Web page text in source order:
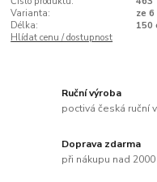
Varianta:
ze
Délka:
150
Hlídat cenu / dostupnost
Ruční výroba
poctivá česká ruční
Doprava zdarma
při nákupu nad